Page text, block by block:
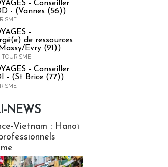
- Conseiller
- (Vannes (56))
-
de ressources
Evry (91))
TOURISME
- Conseiller
- (St Brice (77))
NEWS
Vietnam : Hanoï